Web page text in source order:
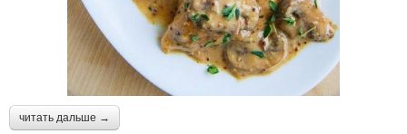
читать дальше →